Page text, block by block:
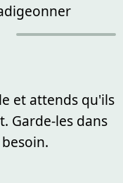
et attends qu'ils
Garde-les dans